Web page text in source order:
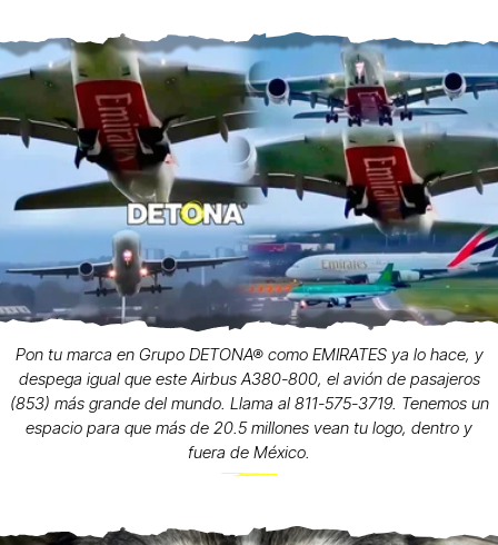
Pon tu marca en Grupo DETONA® como EMIRATES ya lo hace, y
despega igual que este Airbus A380-800, el avión de pasajeros
(853) más grande del mundo. Llama al 811-575-3719. Tenemos un
espacio para que más de 20.5 millones vean tu logo, dentro y
fuera de México.